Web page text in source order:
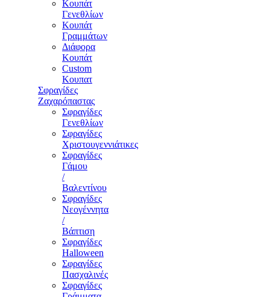
Κουπάτ
Γενεθλίων
Κουπάτ
Γραμμάτων
Διάφορα
Κουπάτ
Custom
Κουπατ
Σφραγίδες
Ζαχαρόπαστας
Σφραγίδες
Γενεθλίων
Σφραγίδες
Χριστουγεννιάτικες
Σφραγίδες
Γάμου
/
Βαλεντίνου
Σφραγίδες
Νεογέννητα
/
Βάπτιση
Σφραγίδες
Halloween
Σφραγίδες
Πασχαλινές
Σφραγίδες